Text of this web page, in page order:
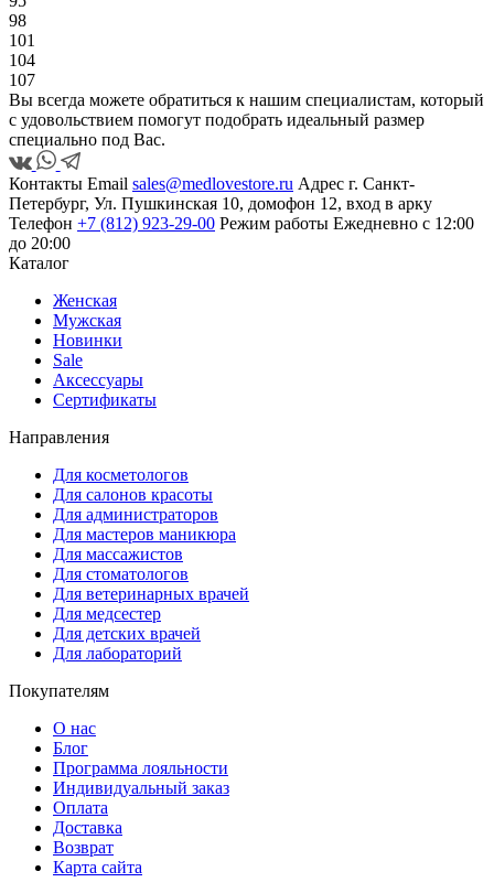
98
101
104
107
Вы всегда можете обратиться к нашим специалистам, который
с удовольствием помогут подобрать идеальный размер
специально под Вас.
Контакты Email sales@medlovestore.ru Адрес г. Санкт-
Петербург, Ул. Пушкинская 10, домофон 12, вход в арку
Телефон +7 (812) 923-29-00 Режим работы Ежедневно с 12:00
до 20:00
Каталог
Женская
Мужская
Новинки
Sale
Аксессуары
Сертификаты
Направления
Для косметологов
Для салонов красоты
Для администраторов
Для мастеров маникюра
Для массажистов
Для стоматологов
Для ветеринарных врачей
Для медсестер
Для детских врачей
Для лабораторий
Покупателям
О нас
Блог
Программа лояльности
Индивидуальный заказ
Оплата
Доставка
Возврат
Карта сайта